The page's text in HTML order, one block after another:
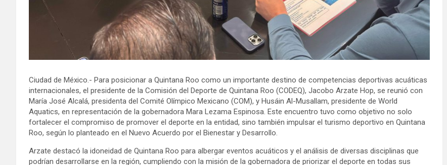
Ciudad de México.- Para posicionar a Quintana Roo como un importante destino de competencias deportivas acuáticas
internacionales, el presidente de la Comisión del Deporte de Quintana Roo (CODEQ), Jacobo Arzate Hop, se reunió con
María José Alcalá, presidenta del Comité Olímpico Mexicano (COM), y Husáin Al-Musallam, presidente de World
Aquatics, en representación de la gobernadora Mara Lezama Espinosa. Este encuentro tuvo como objetivo no solo
fortalecer el compromiso de promover el deporte en la entidad, sino también impulsar el turismo deportivo en Quintana
Roo, según lo planteado en el Nuevo Acuerdo por el Bienestar y Desarrollo.
Arzate destacó la idoneidad de Quintana Roo para albergar eventos acuáticos y el análisis de diversas disciplinas que
podrían desarrollarse en la región, cumpliendo con la misión de la gobernadora de priorizar el deporte en todas sus